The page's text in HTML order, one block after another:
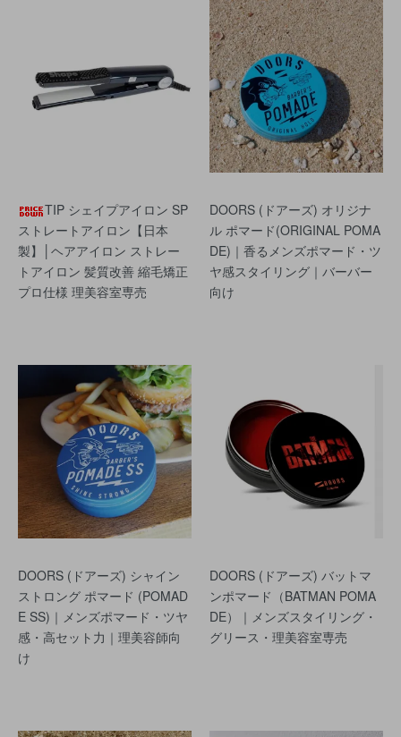
TIP シェイプアイロン SP
ストレートアイロン【日本
製】│ヘアアイロン ストレー
トアイロン 髪質改善 縮毛矯正
プロ仕様 理美容室専売
DOORS (ドアーズ) オリジナ
ル ポマード(ORIGINAL POMA
DE)｜香るメンズポマード・ツ
ヤ感スタイリング｜バーバー
向け
DOORS (ドアーズ) シャイン
ストロング ポマード (POMAD
E SS)｜メンズポマード・ツヤ
感・高セット力｜理美容師向
け
DOORS (ドアーズ) バットマ
ンポマード（BATMAN POMA
DE）｜メンズスタイリング・
グリース・理美容室専売